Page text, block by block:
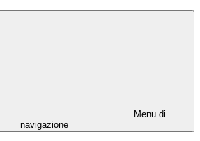
Menu di
navigazione